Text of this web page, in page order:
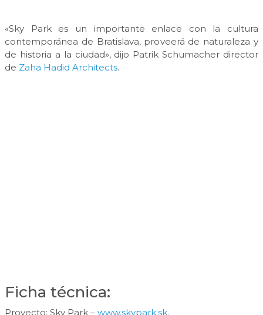
«Sky Park es un importante enlace con la cultura
contemporánea de Bratislava, proveerá de naturaleza y
de historia a la ciudad», dijo Patrik Schumacher director
de Zaha Hadid Architects.
Ficha técnica:
Proyecto: Sky Park – www.skypark.sk.